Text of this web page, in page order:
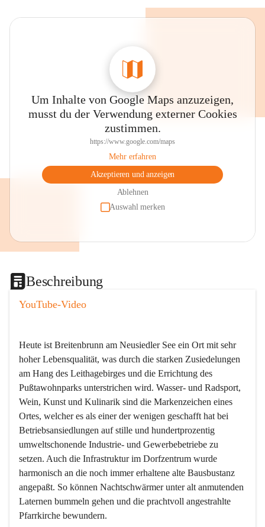
Um Inhalte von Google Maps anzuzeigen,
musst du der Verwendung externer Cookies
zustimmen.
https://www.google.com/maps
Mehr erfahren
Akzeptieren und anzeigen
Ablehnen
Auswahl merken
Beschreibung
YouTube-Video
Heute ist Breitenbrunn am Neusiedler See ein Ort mit sehr
hoher Lebensqualität, was durch die starken Zusiedelungen
am Hang des Leithagebirges und die Errichtung des
Pußtawohnparks unterstrichen wird. Wasser- und Radsport,
Wein, Kunst und Kulinarik sind die Markenzeichen eines
Ortes, welcher es als einer der wenigen geschafft hat bei
Betriebsansiedlungen auf stille und hundertprozentig
umweltschonende Industrie- und Gewerbebetriebe zu
setzen. Auch die Infrastruktur im Dorfzentrum wurde
harmonisch an die noch immer erhaltene alte Bausbustanz
angepaßt. So können Nachtschwärmer unter alt anmutenden
Laternen bummeln gehen und die prachtvoll angestrahlte
Pfarrkirche bewundern.